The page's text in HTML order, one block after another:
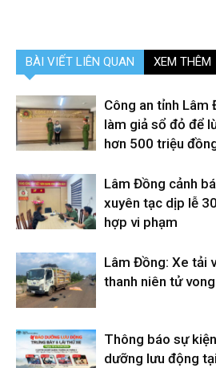
BÀI VIẾT LIÊN QUAN XEM THÊM
Công an tỉnh
làm giả sổ đỏ để
hơn 500 triệu
Lâm Đồng cảnh
xuyên tạc dịp lễ
hợp vi phạm
Lâm Đồng: Xe tải
thanh niên tử vong
Thông báo sự
dưỡng lưu động